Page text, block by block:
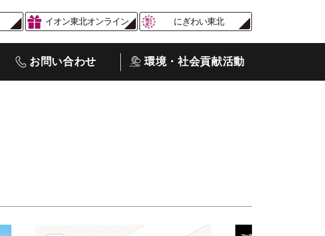
イオン東北オンライン にぎわい東北
お問い合わせ 環境・社会貢献活動